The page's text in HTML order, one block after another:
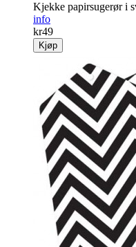
Kjekke papirsugerør i
info
kr49
Kjøp